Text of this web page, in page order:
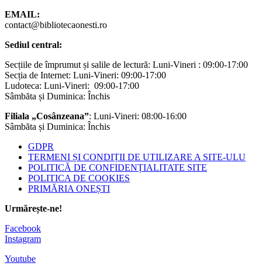
EMAIL:
contact@bibliotecaonesti.ro
Sediul central:
Secțiile de împrumut și salile de lectură: Luni-Vineri : 09:00-17:00
Secția de Internet: Luni-Vineri: 09:00-17:00
Ludoteca: Luni-Vineri: 09:00-17:00
Sâmbăta și Duminica: Închis
Filiala „Cosânzeana”: Luni-Vineri: 08:00-16:00
Sâmbăta și Duminica: Închis
GDPR
TERMENI ȘI CONDIȚII DE UTILIZARE A SITE-ULU
POLITICĂ DE CONFIDENȚIALITATE SITE
POLITICA DE COOKIES
PRIMĂRIA ONEȘTI
Urmărește-ne!
Facebook
Instagram
Youtube